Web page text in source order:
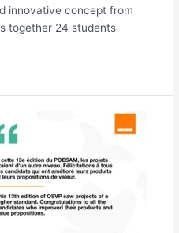
innovative concept from
together 24 students